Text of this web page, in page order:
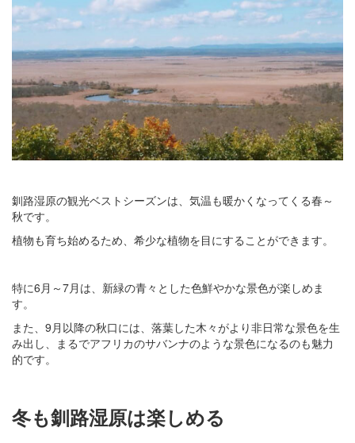
釧路湿原の観光ベストシーズンは、気温も暖かくなってくる春～
秋です。
植物も育ち始めるため、希少な植物を目にすることができます。
特に6月～7月は、新緑の青々とした色鮮やかな景色が楽しめま
す。
また、9月以降の秋口には、落葉した木々がより非日常な景色を生
み出し、まるでアフリカのサバンナのような景色になるのも魅力
的です。
冬も釧路湿原は楽しめる